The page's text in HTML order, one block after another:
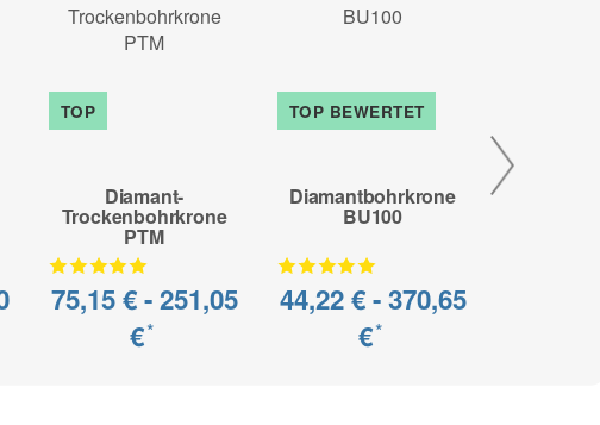
TOP
Diamant-
Trockenbohrkrone
PTM
75,15 € -251,05
€*
TOP BEWERTET
Diamantbohrkrone
BU100
44,22 € -370,65
€*